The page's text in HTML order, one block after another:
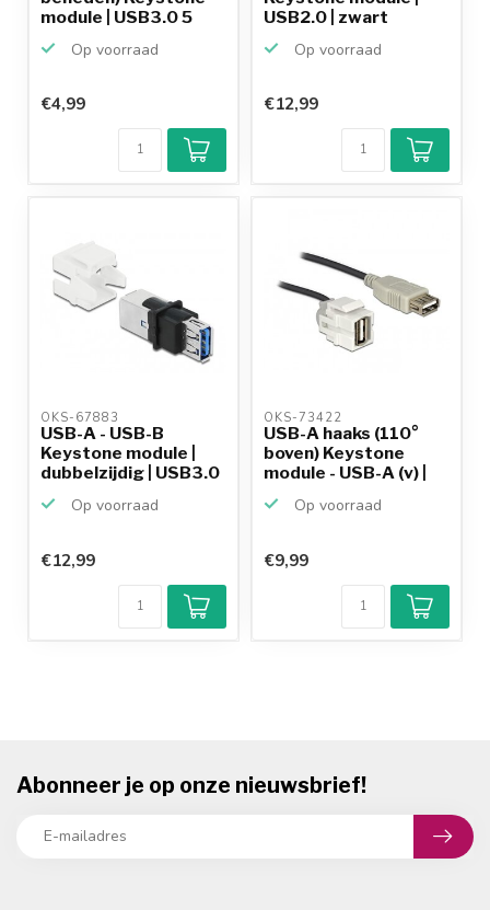
module | USB3.0 5
Op voorraad
€4,99
USB2.0 | zwart
Op voorraad
€12,99
OKS-67883
USB-A - USB-B
Keystone module |
dubbelzijdig | USB3.0
Op voorraad
€12,99
OKS-73422
USB-A haaks (110°
boven) Keystone
module - USB-A (v) |
Op voorraad
€9,99
Abonneer je op onze nieuwsbrief!